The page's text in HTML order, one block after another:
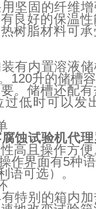
坚固的纤维
良好的保温
树脂材料可
有内置溶液
120升的储槽
。储槽还配
低时可以发
蚀试验机代
高且操作方
作界面有5种
语可选）。
特别的箱内